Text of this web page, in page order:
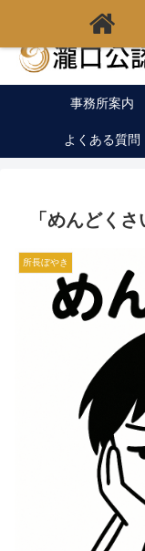
福岡県宗
事務所案内
よくある質問
「めんどく
所長ぼやき